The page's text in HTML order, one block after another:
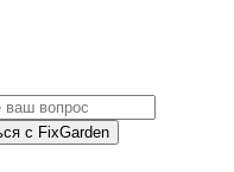
с FixGarden